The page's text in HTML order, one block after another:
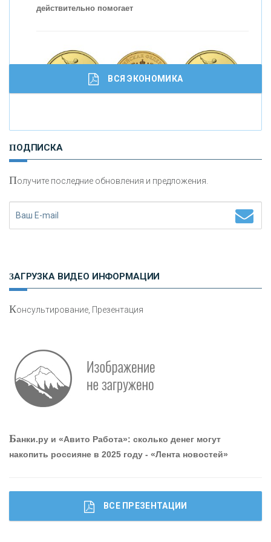
Работа мечты. Что банки делают для того, чтобы
привлечь и удержать персонал - «Интервью»
действительно помогает
И
сохранения и увеличения капитала
ВСЯ ЭКОНОМИКА
ПОДПИСКА
Получите последние обновления и предложения.
ЗАГРУЗКА ВИДЕО ИНФОРМАЦИИ
Консультирование, Презентация
Банки.ру и «Авито Работа»: сколько денег могут
накопить россияне в 2025 году - «Лента новостей»
ВСЕ ПРЕЗЕНТАЦИИ